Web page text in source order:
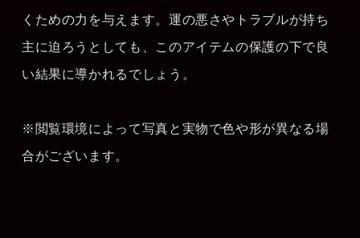
くための力を与えます。運の悪さやトラブルが持ち
主に迫ろうとしても、このアイテムの保護の下で良
い結果に導かれるでしょう。
※閲覧環境によって写真と実物で色や形が異なる場
合がございます。